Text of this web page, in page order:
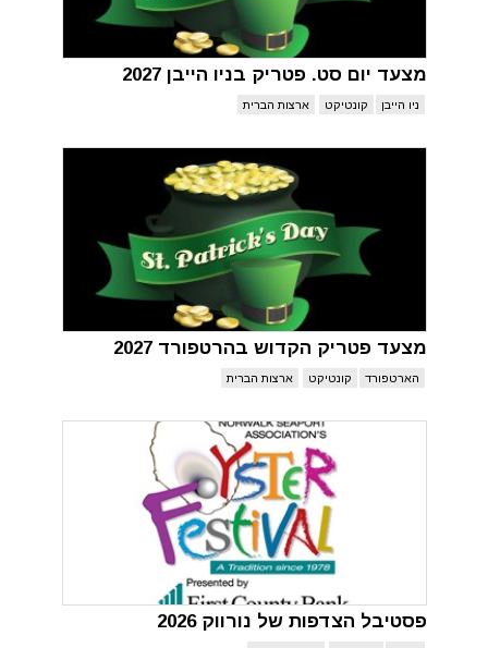
מצעד יום סט. פטריק בניו הייבן 2027
ניו הייבן קונטיקט ארצות הברית
מצעד פטריק הקדוש בהרטפורד 2027
הארטפורד קונטיקט ארצות הברית
פסטיבל הצדפות של נורווק 2026